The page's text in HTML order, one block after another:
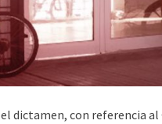
dictamen, con referencia al